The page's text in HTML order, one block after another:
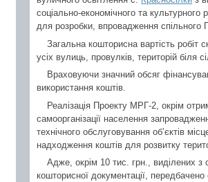
соціально-економічного та
для розробки, впровадження спільного
Загальна кошторисна вартість робіт
усіх вулиць, провулків, територій біля
Враховуючи значний обсяг
використання коштів.
Реалізація Проекту МРГ-2, окрім
самоорганізації населення
технічного обслуговування об’єктів
надходження коштів для розвитку
Адже, окрім 10 тис. грн., виділених з
кошторисної документації,